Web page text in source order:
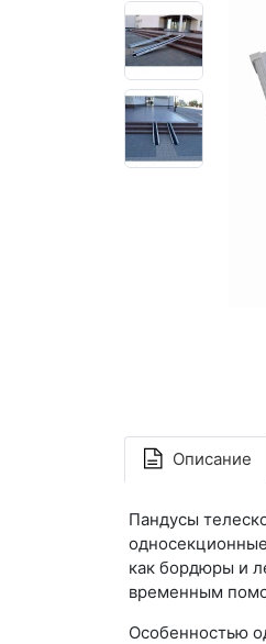
Описание
Пандусы
как бордюры и
временным
Особенностью